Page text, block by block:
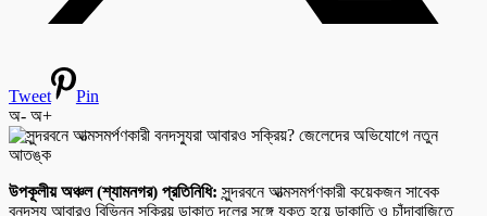
Tweet
Pin
অ- অ+
উপকূলীয় অঞ্চল (শ্যামনগর) প্রতিনিধি: সুন্দরবনে আত্মসমর্পণকারী কয়েকজন সাবেক
বনদস্যু আবারও বিভিন্ন সক্রিয় ডাকাত দলের সঙ্গে যুক্ত হয়ে ডাকাতি ও চাঁদাবাজিতে